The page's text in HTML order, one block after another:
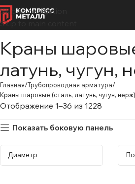
Skip to navigation
Skip to main content
Краны
латунь, чугун,
Главная Трубопроводная арматура
Краны шаровые (сталь, латунь, чугун, нерж)
Отображение 1–36 из 1228
Показать боковую панель